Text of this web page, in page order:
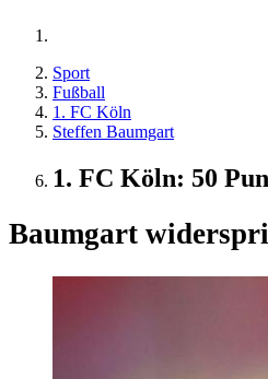
Sport
Fußball
1. FC Köln
Steffen Baumgart
1. FC Köln: 50
Baumgart